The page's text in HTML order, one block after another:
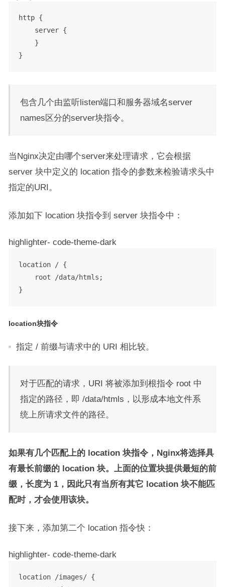
http {
包含几个由监听listen端口和服务器域名server
names区分的server块指令。
当Nginx决定由哪个server来处理请求，它会根据
server 块中定义的 location 指令的参数来检验请求头中
指定的URI。
添加如下 location 块指令到 server 块指令中：
highlighter- code-theme-dark
location / {
location块指令
指定 / 前缀与请求中的 URI 相比较。
对于匹配的请求，URI 将被添加到根指令 root 中
指定的路径，即 /data/htmls，以形成本地文件系
统上所请求文件的路径。
如果有几个匹配上的 location 块指令，Nginx将选择具
有最长前缀的 location 块。上面的位置块提供最短的前
缀，长度为 1，因此只有当所有其它 location 块不能匹
配时，才会使用该块。
接下来，添加第二个 location 指令快：
highlighter- code-theme-dark
location /images/ {